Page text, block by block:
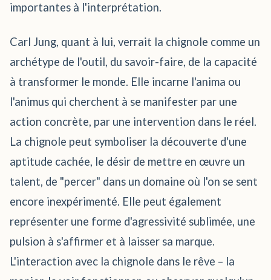
importantes à l'interprétation.
Carl Jung, quant à lui, verrait la chignole comme un
archétype de l'outil, du savoir-faire, de la capacité
à transformer le monde. Elle incarne l'anima ou
l'animus qui cherchent à se manifester par une
action concrète, par une intervention dans le réel.
La chignole peut symboliser la découverte d'une
aptitude cachée, le désir de mettre en œuvre un
talent, de "percer" dans un domaine où l'on se sent
encore inexpérimenté. Elle peut également
représenter une forme d'agressivité sublimée, une
pulsion à s'affirmer et à laisser sa marque.
L'interaction avec la chignole dans le rêve – la